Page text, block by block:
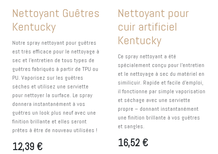
Nettoyant Guêtres
Kentucky
Notre spray nettoyant pour guêtres
est très efficace pour le nettoyage à
sec et l’entretien de tous types de
guêtres fabriqués à partir de TPU ou
PU. Vaporisez sur les guêtres
sèches et utilisez une serviette
pour nettoyer la surface. Le spray
donnera instantanément à vos
guêtres un look plus neuf avec une
finition brillante et elles seront
prêtes à être de nouveau utilisées !
12,39 €
Nettoyant pour
cuir artificiel
Kentucky
Ce spray nettoyant a été
spécialement conçu pour l’entretien
et le nettoyage à sec du matériel en
similicuir. Rapide et facile d’emploi,
il fonctionne par simple vaporisation
et séchage avec une serviette
propre – donnant instantanément
une finition brillante à vos guêtres
et sangles.
16,52€